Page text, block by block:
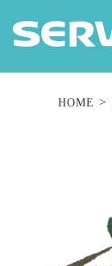
HOME